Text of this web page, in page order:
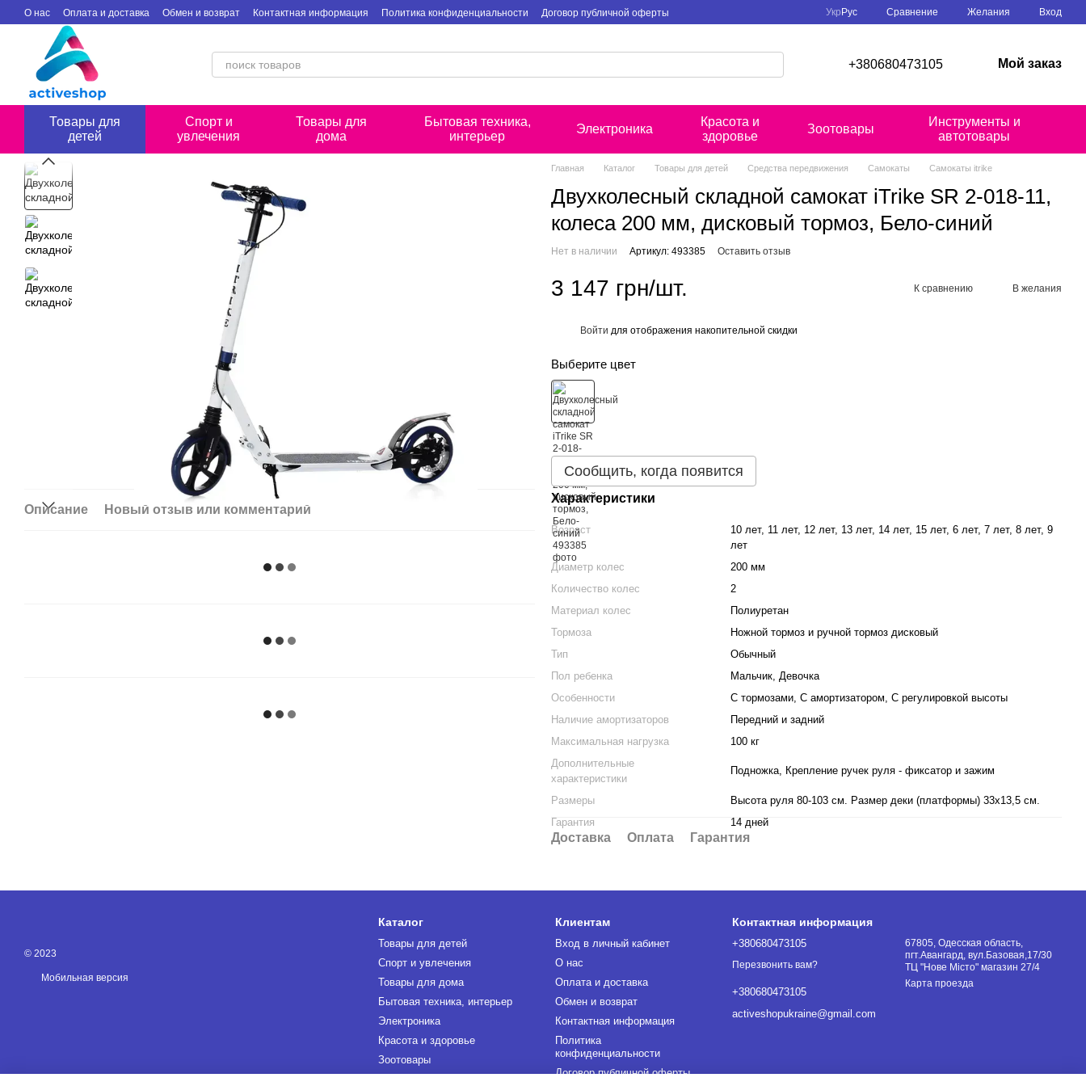
Перейти к основному контенту
О нас Оплата и доставка Обмен и возврат Контактная информация Политика конфиденциальности Договор публичной оферты Укр Рус Сравнение Желания Вход
+380680473105 Мой заказ
Товары для
детей
Спорт и
увлечения
Товары для
дома
Бытовая техника,
интерьер
Электроника
Красота и
здоровье
Зоотовары
Инструменты и
автотовары
Описание Новый отзыв или комментарий
Главная Каталог Товары для детей Средства передвижения Самокаты Самокаты itrike
Двухколесный складной самокат iTrike SR 2-018-11,
колеса 200 мм, дисковый тормоз, Бело-синий
Нет в наличии Артикул: 493385 Оставить отзыв
3 147 грн/шт. К сравнению В желания
Войти для отображения накопительной скидки
Выберите цвет
Сообщить, когда появится
Характеристики
Возраст
10 лет, 11 лет, 12 лет, 13 лет, 14 лет, 15 лет, 6 лет, 7 лет, 8 лет, 9
лет
Диаметр колес
200 мм
Количество колес
2
Материал колес
Полиуретан
Тормоза
Ножной тормоз и ручной тормоз дисковый
Тип
Обычный
Пол ребенка
Мальчик, Девочка
Особенности
С тормозами, С амортизатором, С регулировкой высоты
Наличие амортизаторов
Передний и задний
Максимальная нагрузка
100 кг
Дополнительные
характеристики
Подножка, Крепление ручек руля - фиксатор и зажим
Размеры
Высота руля 80-103 см. Размер деки (платформы) 33х13,5 см.
Гарантия
14 дней
Доставка Оплата Гарантия
© 2023
Мобильная версия
Каталог
Товары для детей
Спорт и увлечения
Товары для дома
Бытовая техника, интерьер
Электроника
Красота и здоровье
Зоотовары
Клиентам
Вход в личный кабинет
О нас
Оплата и доставка
Обмен и возврат
Контактная информация
Политика
конфиденциальности
Договор публичной оферты
Контактная информация
+380680473105
Перезвонить вам?
+380680473105
activeshopukraine@gmail.com
67805, Одесская область,
пгт.Авангард, вул.Базовая,17/30
ТЦ "Нове Місто" магазин 27/4
Карта проезда